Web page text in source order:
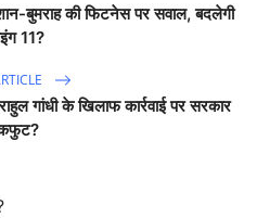
बुमराह की फिटनेस पर सवाल, बदलेगी
11?
गांधी के खिलाफ कार्रवाई पर सरकार